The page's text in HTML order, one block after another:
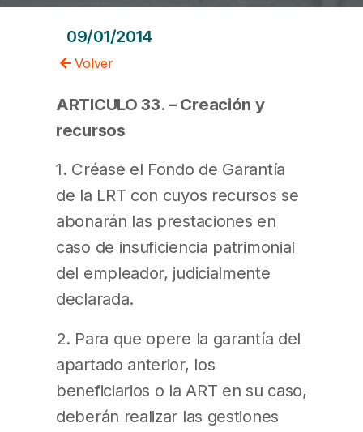
09/01/2014
Volver
ARTICULO 33. – Creación y
recursos
1. Créase el Fondo de Garantía
de la LRT con cuyos recursos se
abonarán las prestaciones en
caso de insuficiencia patrimonial
del empleador, judicialmente
declarada.
2. Para que opere la garantía del
apartado anterior, los
beneficiarios o la ART en su caso,
deberán realizar las gestiones